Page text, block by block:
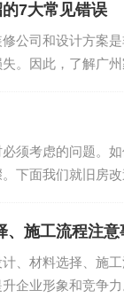
7大常见错误
公司和设计方案
。因此，了解广
须考虑的问题。
下面我们就旧房
、施工流程注意
、材料选择、施
企业形象和竞争